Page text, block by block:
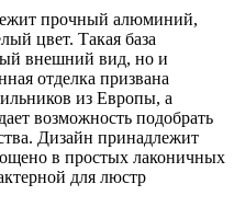
прочный алюминий,
цвет. Такая база
внешний вид, но и
отделка призвана
из Европы, а
возможность подобрать
Дизайн принадлежит
в простых лаконичных
для люстр